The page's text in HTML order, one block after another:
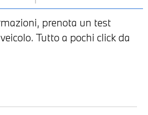
prenota un test
Tutto a pochi click da